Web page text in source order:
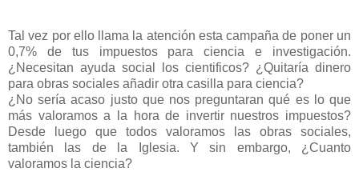
Tal vez por ello llama la atención esta campaña de poner un
0,7% de tus impuestos para ciencia e investigación.
¿Necesitan ayuda social los cientificos? ¿Quitaría dinero
para obras sociales añadir otra casilla para ciencia?
¿No sería acaso justo que nos preguntaran qué es lo que
más valoramos a la hora de invertir nuestros impuestos?
Desde luego que todos valoramos las obras sociales,
también las de la Iglesia. Y sin embargo, ¿Cuanto
valoramos la ciencia?